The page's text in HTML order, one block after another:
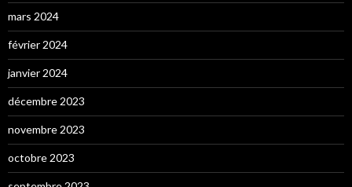
mars 2024
février 2024
janvier 2024
décembre 2023
novembre 2023
octobre 2023